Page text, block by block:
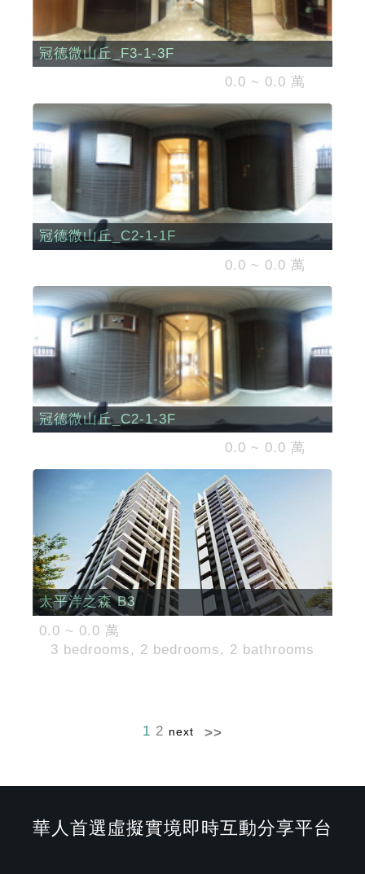
冠德微山丘_F3-1-3F
0.0 ~ 0.0 萬
冠德微山丘_C2-1-1F
0.0 ~ 0.0 萬
冠德微山丘_C2-1-3F
0.0 ~ 0.0 萬
太平洋之森 B3
0.0 ~ 0.0 萬
3 bedrooms, 2 bedrooms, 2 bathrooms
1 2 next
華人首選虛擬實境即時互動分享平台